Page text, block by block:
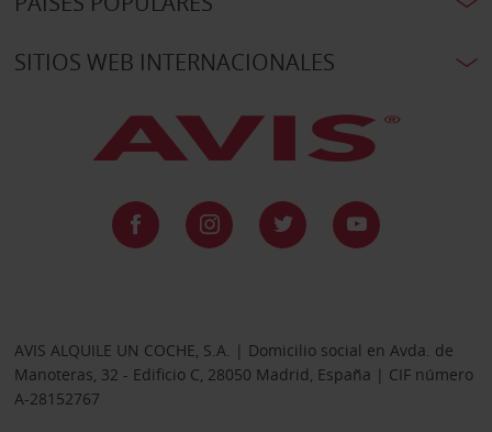
SITIOS WEB INTERNACIONALES
AVIS ALQUILE UN COCHE, S.A. | Domicilio social en Avda. de
Manoteras, 32 - Edificio C, 28050 Madrid, España | CIF número
A-28152767